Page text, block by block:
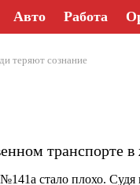
Авто Работа
теряют сознание
транспорте в
стало плохо. Судя